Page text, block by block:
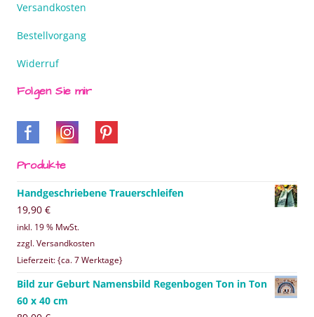
Versandkosten
Bestellvorgang
Widerruf
Folgen Sie mir
Produkte
Handgeschriebene Trauerschleifen
19,90 €
inkl. 19 % MwSt.
zzgl. Versandkosten
Lieferzeit: {ca. 7 Werktage}
Bild zur Geburt Namensbild Regenbogen Ton in Ton
60 x 40 cm